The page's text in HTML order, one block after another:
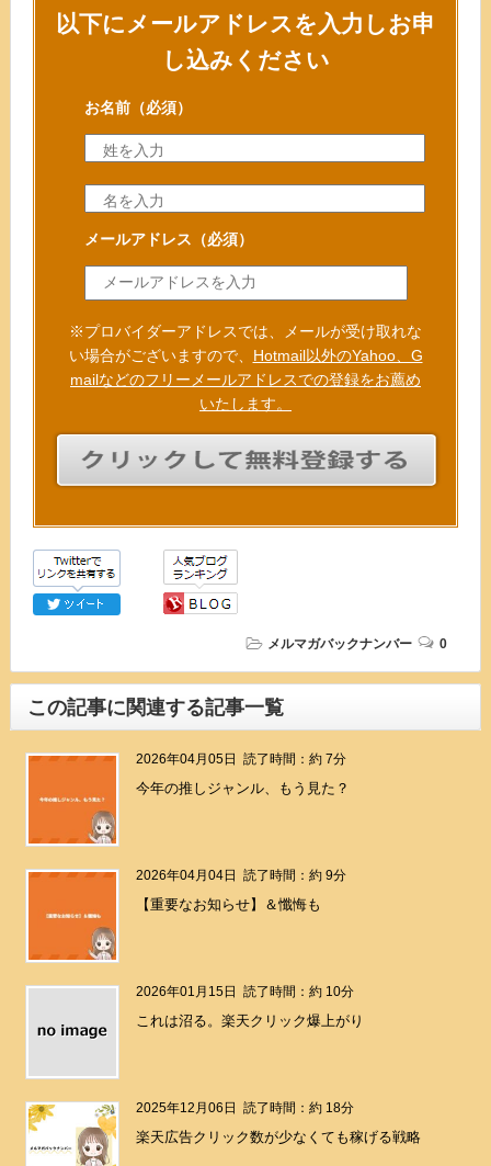
以下にメールアドレスを入力しお申
し込みください
お名前（必須）
メールアドレス （必須）
※プロバイダーアドレスでは、メールが受け取れな
い場合がございますので、 Hotmail以外のYahoo、G
mailなどのフリーメールアドレスでの登録をお薦め
いたします。
メルマガバックナンバー 0
この記事に関連する記事一覧
2026年04月05日 読了時間：約 7分
今年の推しジャンル、もう見た？
2026年04月04日 読了時間：約 9分
【重要なお知らせ】＆懺悔も
2026年01月15日 読了時間：約 10分
これは沼る。楽天クリック爆上がり
2025年12月06日 読了時間：約 18分
楽天広告クリック数が少なくても稼げる戦略